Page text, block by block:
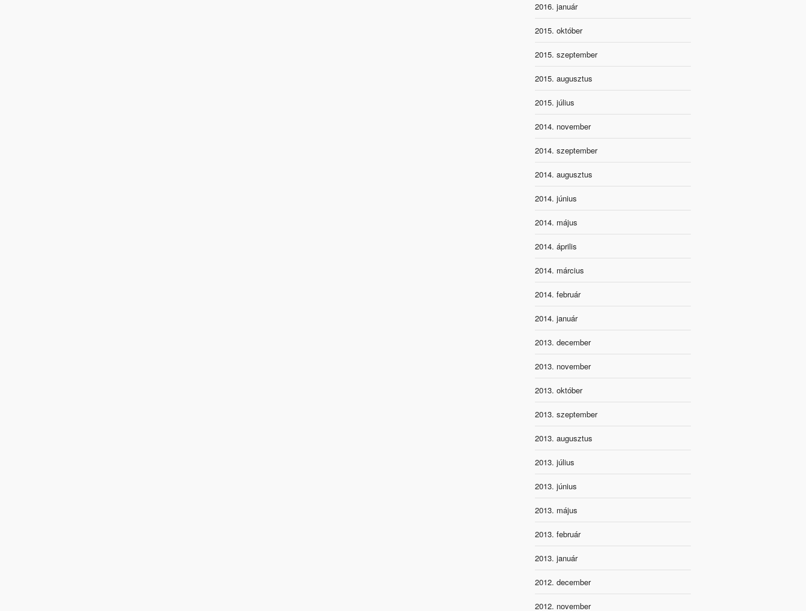
2016. január
2015. október
2015. szeptember
2015. augusztus
2015. július
2014. november
2014. szeptember
2014. augusztus
2014. június
2014. május
2014. április
2014. március
2014. február
2014. január
2013. december
2013. november
2013. október
2013. szeptember
2013. augusztus
2013. július
2013. június
2013. május
2013. február
2013. január
2012. december
2012. november